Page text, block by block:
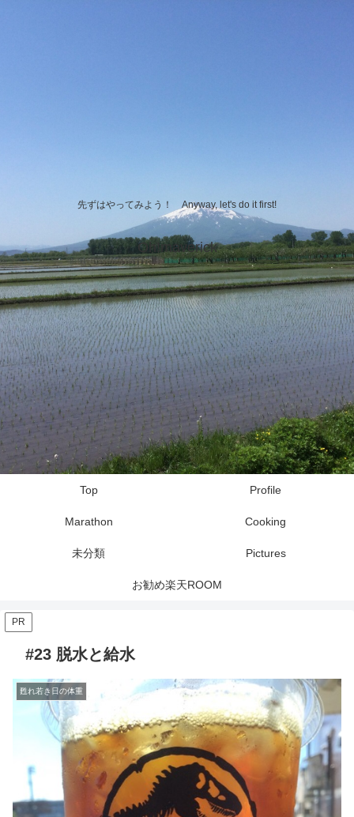
先ずはやってみよう！ Anyway, let's do it first!
Oh!maverick
Top Profile
Marathon Cooking
未分類 Pictures
お勧め楽天ROOM
PR
#23 脱水と給水
甦れ若き日の体重